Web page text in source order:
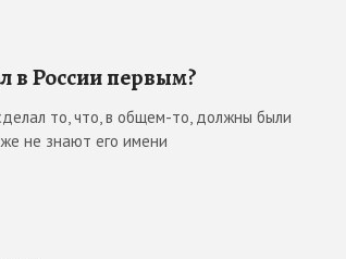
в России первым?
то, что, в общем-то, должны были
не знают его имени